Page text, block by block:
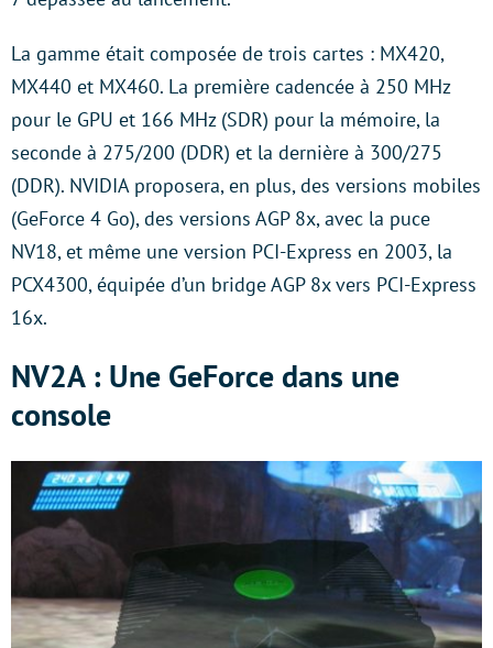
La gamme était composée de trois cartes : MX420,
MX440 et MX460. La première cadencée à 250 MHz
pour le GPU et 166 MHz (SDR) pour la mémoire, la
seconde à 275/200 (DDR) et la dernière à 300/275
(DDR). NVIDIA proposera, en plus, des versions mobiles
(GeForce 4 Go), des versions AGP 8x, avec la puce
NV18, et même une version PCI-Express en 2003, la
PCX4300, équipée d’un bridge AGP 8x vers PCI-Express
16x.
NV2A : Une GeForce dans une
console